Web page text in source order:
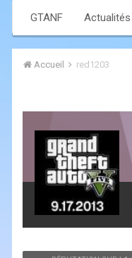
GTANF Actualités
Accueil red1203